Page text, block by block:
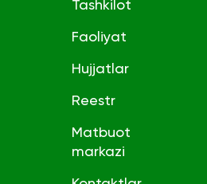
Tashkilot
Faoliyat
Hujjatlar
Reestr
Matbuot
markazi